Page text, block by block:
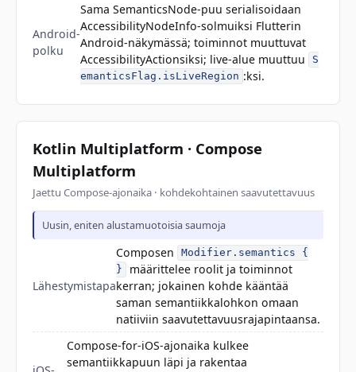
Android-
polku
Sama SemanticsNode-puu serialisoidaan
AccessibilityNodeInfo-solmuiksi Flutterin
Android-näkymässä; toiminnot muuttuvat
AccessibilityActionsiksi; live-alue muuttuu
S
emanticsFlag.isLiveRegion :ksi.
Kotlin Multiplatform · Compose
Multiplatform
Jaettu Compose-ajonaika · kohdekohtainen saavutettavuus
Uusin, eniten alustamuotoisia saumoja
Lähestymistapa
Composen
Modifier.semantics {
}
määrittelee roolit ja toiminnot
kerran; jokainen kohde kääntää
saman semantiikkalohkon omaan
natiiviin saavutettavuusrajapintaansa.
Compose-for-iOS-ajonaika kulkee
semantiikkapuun läpi ja rakentaa